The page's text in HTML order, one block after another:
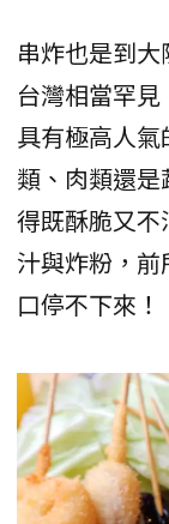
串炸也是到
台灣相當罕
具有極高人
類、肉類還
得既酥脆又
汁與炸粉，
口停不下來！